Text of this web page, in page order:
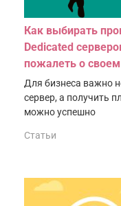
Как выбирать
Dedicated
пожалеть о
Для бизнеса важно
сервер, а получить
можно успешно
Статьи